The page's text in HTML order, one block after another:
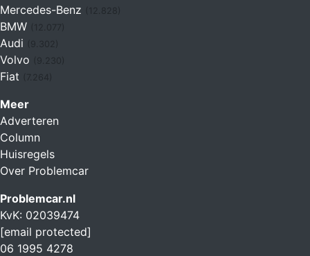
Mercedes-Benz
BMW
Audi
Volvo
Fiat (7.264)
Meer
Adverteren
Column
Huisregels
Over Problemcar
Problemcar.nl
KvK: 02039474
[email protected]
06 1995 4278